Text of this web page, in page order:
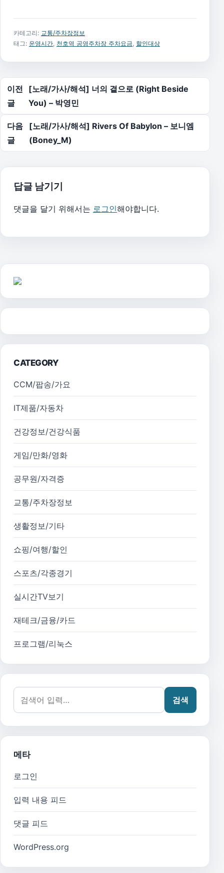
카테고리: 교통/주차장정보
태그: 운영시간 천호역 공영주차장 주차요금 할인대상
글 탐색
이전
글
[노래/가사/해석] 너의 곁으로 (Right Beside
You) – 박영민
다음
글
[노래/가사/해석] Rivers Of Babylon – 보니엠
(Boney_M)
답글 남기기
댓글을 달기 위해서는 로그인해야합니다.
CATEGORY
CCM/팝송/가요
IT제품/자동차
건강정보/건강식품
게임/만화/영화
공무원/자격증
교통/주차장정보
생활정보/기타
쇼핑/여행/할인
스포츠/각종경기
실시간TV보기
재테크/금융/카드
프로그램/리눅스
검색어:
검색
메타
로그인
입력 내용 피드
댓글 피드
WordPress.org